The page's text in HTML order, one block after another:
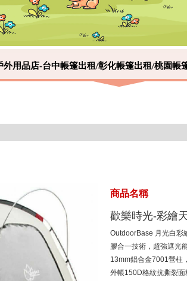
外用品店-台中帳篷出租/彰化帳篷出租/桃園帳
商品名稱
歡樂時光-彩繪
OutdoorBase 月光白彩
膠合一技術，超強遮光
13mm鋁合金7001營柱
外帳150D格紋抗撕裂